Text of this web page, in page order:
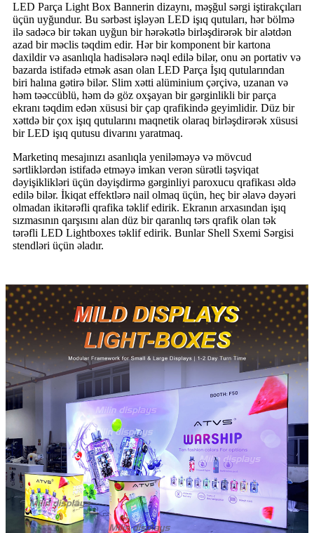
LED Parça Light Box Bannerin dizaynı, məşğul sərgi iştirakçıları
üçün uyğundur. Bu sərbəst işləyən LED işıq qutuları, hər bölmə
ilə sadəcə bir təkan uyğun bir hərəkətlə birləşdirərək bir alətdən
azad bir məclis təqdim edir. Hər bir komponent bir kartona
daxildir və asanlıqla hadisələrə nəql edilə bilər, onu ən portativ və
bazarda istifadə etmək asan olan LED Parça İşıq qutularından
biri halına gətirə bilər. Slim xətti alüminium çərçivə, uzanan və
həm təəccüblü, həm də göz oxşayan bir gərginlikli bir parça
ekranı təqdim edən xüsusi bir çap qrafikində geyimlidir. Düz bir
xəttdə bir çox işıq qutularını maqnetik olaraq birləşdirərək xüsusi
bir LED işıq qutusu divarını yaratmaq.
Marketinq mesajınızı asanlıqla yeniləməyə və mövcud
sərtliklərdən istifadə etməyə imkan verən sürətli təşviqat
dəyişiklikləri üçün dəyişdirmə gərginliyi paroxucu qrafikası əldə
edilə bilər. İkiqat effektlərə nail olmaq üçün, heç bir əlavə dəyəri
olmadan ikitərəfli qrafika təklif edirik. Ekranın arxasından işıq
sızmasının qarşısını alan düz bir qaranlıq tərs qrafik olan tək
tərəfli LED Lightboxes təklif edirik. Bunlar Shell Sxemi Sərgisi
stendləri üçün əladır.